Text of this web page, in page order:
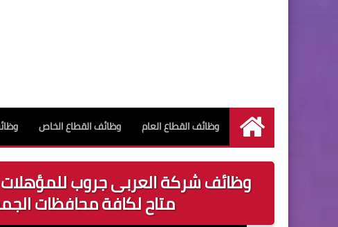
الرئيسية
وظائف القطاع العام وظائف القطاع الخاص
وظائف شركة العربى جروب
متاح لكافة محافظات